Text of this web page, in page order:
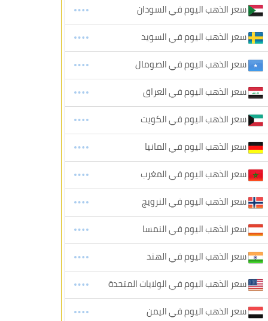
سعر الذهب اليوم في السودان
سعر الذهب اليوم في السويد
سعر الذهب اليوم في الصومال
سعر الذهب اليوم في العراق
سعر الذهب اليوم في الكويت
سعر الذهب اليوم في المانيا
سعر الذهب اليوم في المغرب
سعر الذهب اليوم في النرويج
سعر الذهب اليوم في النمسا
سعر الذهب اليوم في الهند
سعر الذهب اليوم في الولايات المتحدة
سعر الذهب اليوم في اليمن